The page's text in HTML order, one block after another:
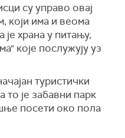
су управо овај
који има и веома
је храна у питању,
које послужују уз
туристички
то је забавни парк
посети око пола